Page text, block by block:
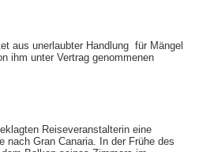
aus unerlaubter Handlung für Mängel
ihm unter Vertrag genommenen
Reiseveranstalterin eine
nach Gran Canaria. In der Frühe des